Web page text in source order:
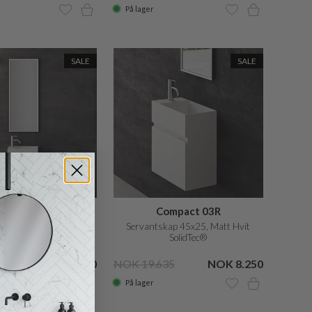
På lager
SALE
02R
40x20, Matt Hvit
SolidTec®
NOK 7.920
SALE
Compact 03R
Servantskap 45x25, Matt Hvit
SolidTec®
NOK 19.635 NOK 8.250
På lager